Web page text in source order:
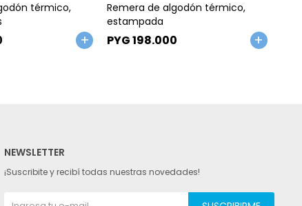
térmico,
Remera de algodón térmico,
estampada
PYG198.000
NEWSLETTER
¡Suscribite y recibí todas nuestras novedades!